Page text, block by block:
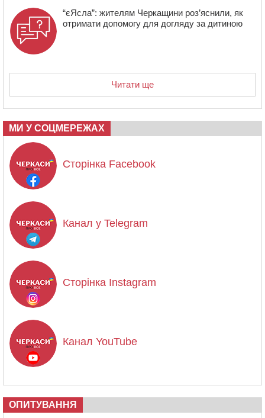
“єЯсла”: жителям Черкащини роз’яснили, як
отримати допомогу для догляду за дитиною
Читати ще
МИ У СОЦМЕРЕЖАХ
Сторінка Facebook
Канал у Telegram
Сторінка Instagram
Канал YouTube
ОПИТУВАННЯ